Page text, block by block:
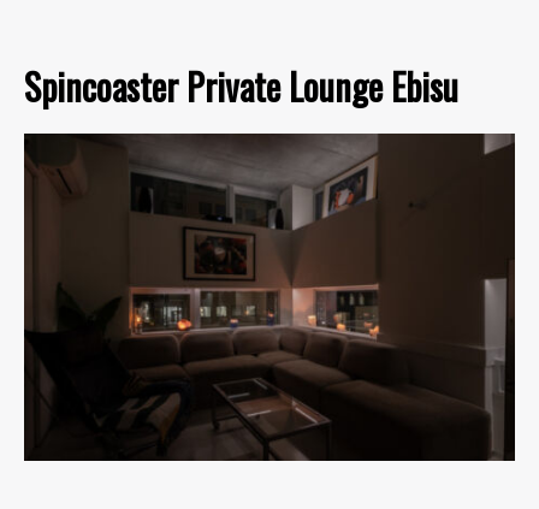
Spincoaster Private Lounge Ebisu